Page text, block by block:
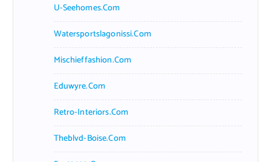
U-Seehomes.com
Watersportslagonissi.com
Mischieffashion.com
Eduwyre.com
Retro-Interiors.com
Theblvd-Boise.com